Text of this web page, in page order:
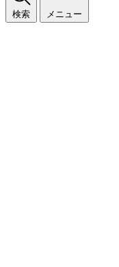
検索 メニュー